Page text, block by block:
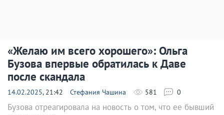
«Желаю им всего хорошего»: Ольга
Бузова впервые обратилась к Даве
после скандала
14.02.2025, 21:42 Стефания Чашина 581 0
Бузова отреагировала на новость о том, что ее бывший